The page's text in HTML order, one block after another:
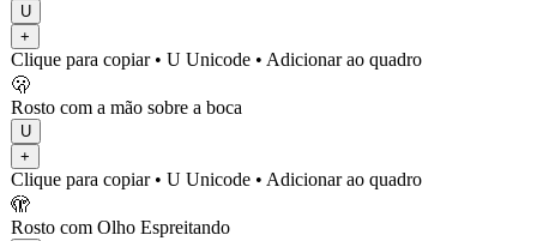
U
+
Clique para copiar• U Unicode • Adicionar ao quadro
🫢
Rosto com a mão sobre a boca
U
+
Clique para copiar• U Unicode • Adicionar ao quadro
🫣
Rosto com Olho Espreitando